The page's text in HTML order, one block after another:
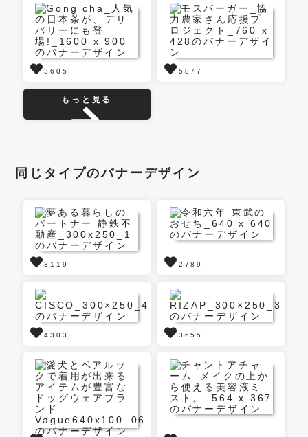
3605 5877
もっと見る
同じタイプのバナーデザイン
3119 2789
4303 3655